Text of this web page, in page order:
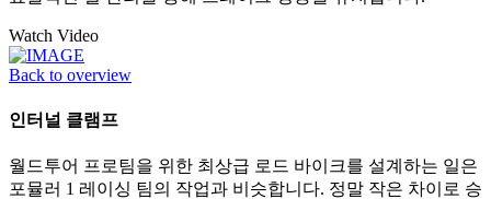
Watch Video
Back to overview
인터널 클램프
월드투어 프로팀을 위한 최상급 로드 바이크를 설계하는 일은
포뮬러 1 레이싱 팀의 작업과 비슷합니다. 정말 작은 차이로 승